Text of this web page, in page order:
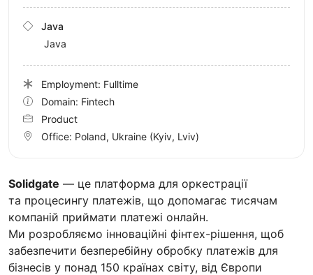
Solidgate — це платформа для оркестрації
та процесингу платежів, що допомагає тисячам
компаній приймати платежі онлайн.
Ми розробляємо інноваційні фінтех-рішення, щоб
забезпечити безперебійну обробку платежів для
бізнесів у понад 150 країнах світу, від Європи
Java
Java
Employment: Fulltime
Domain: Fintech
Product
Office: Poland, Ukraine (Kyiv, Lviv)